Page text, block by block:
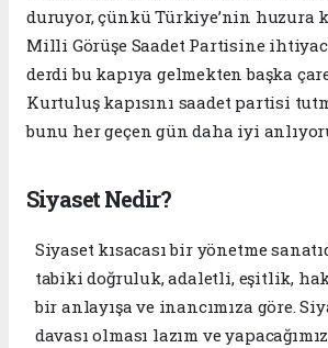
duruyor, çünkü Türkiye’nin huzura
Milli Görüşe Saadet Partisine
derdi bu kapıya gelmekten başka
Kurtuluş kapısını saadet partisi
bunu her geçen gün daha iyi
Siyaset Nedir?
Siyaset kısacası bir yönetme
tabiki doğruluk, adaletli, eşitlik,
bir anlayışa ve inancımıza göre.
davası olması lazım ve